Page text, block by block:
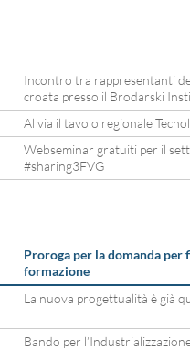
Incontro tra rappresentanti
croata presso il Brodarski
Al via il tavolo regionale
Webseminar gratuiti per il
#sharing3FVG
Proroga per la domanda
formazione
La nuova progettualità è già
Bando per